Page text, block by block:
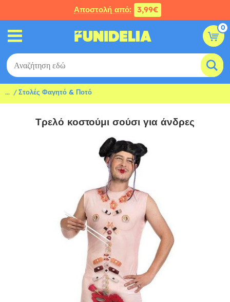
Αποστολή από: 3,99€
0
... Στολές Φαγητό & Ποτό
Τρελό κοστούμι σούσι για άνδρες